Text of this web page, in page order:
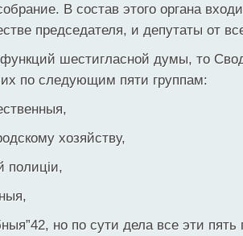
В состав этого органа
председателя, и депутаты от
функций шестигласной думы, то
по следующим пяти группам:
хозяйству,
полицiи,
но по сути дела все эти пять